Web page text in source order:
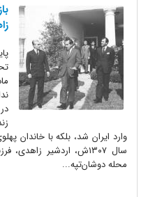
در
سال ۱۳۰۷ش، اردشیر زاهدی،
محله دوشان‌تپه...